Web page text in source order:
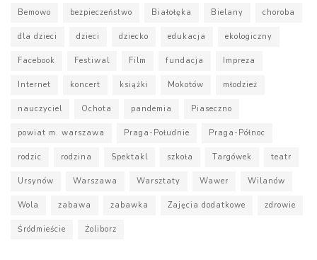
Bemowo bezpieczeństwo Białołęka Bielany choroba
dla dzieci dzieci dziecko edukacja ekologiczny
Facebook Festiwal Film fundacja Impreza
Internet koncert książki Mokotów młodzież
nauczyciel Ochota pandemia Piaseczno
powiat m. warszawa Praga-Południe Praga-Północ
rodzic rodzina Spektakl szkoła Targówek teatr
Ursynów Warszawa Warsztaty Wawer Wilanów
Wola zabawa zabawka Zajęcia dodatkowe zdrowie
Śródmieście Żoliborz